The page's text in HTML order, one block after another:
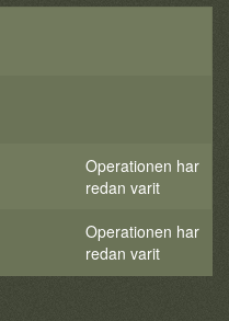
Operationen har
redan varit
Operationen har
redan varit